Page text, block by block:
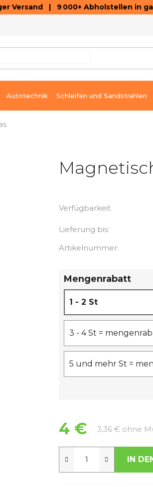
Versand | 9 000+ Abholstellen in
Autotechnik Schleifen und Sandstrahlen
Verfügbarkeit
Lieferung bis:
Artikelnummer:
Mengenrabatt
1 - 2 St
3 - 4 St =
5 und mehr St =
4 € 3,36 € ohne
IN